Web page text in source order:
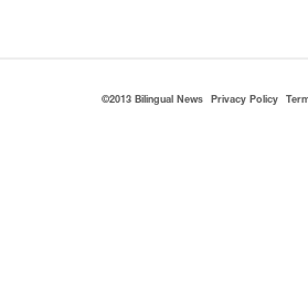
©2013 Bilingual News Privacy Policy